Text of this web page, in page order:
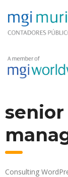
Consulting